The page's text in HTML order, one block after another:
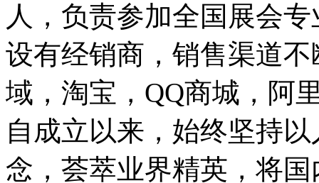
人，负责参加全国展会
设有经销商，销售渠道
域，淘宝，QQ商城，阿
自成立以来，始终坚持
念，荟萃业界精英，将